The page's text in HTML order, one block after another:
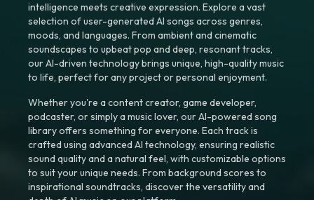
intelligence meets creative expression. Explore a vast
selection of user-generated AI songs across genres,
moods, and languages. From ambient and cinematic
soundscapes to upbeat pop and deep, resonant tracks,
our AI-driven technology brings unique, high-quality music
to life, perfect for any project or personal enjoyment.
Whether you're a content creator, game developer,
podcaster, or simply a music lover, our AI-powered song
library offers something for everyone. Each track is
crafted using advanced AI technology, ensuring realistic
sound quality and a natural feel, with customizable options
to suit your unique needs. From background scores to
inspirational soundtracks, discover the versatility and